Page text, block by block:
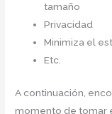
tamaño
Privacidad
Minimiza el
Etc.
A continuación,
momento de tomar